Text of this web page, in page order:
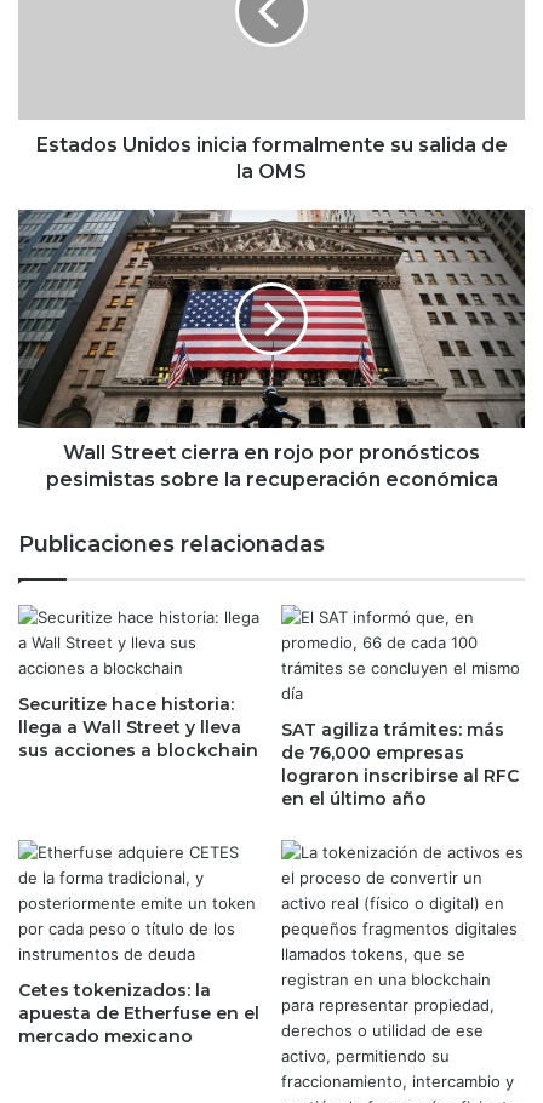
n
s
i
n
i
c
i
a
f
o
m
e
n
t
e
s
u
s
a
a
d
e
l
a
O
M
S
Estados Unidos inicia formalmente su salida de
la OMS
W
a
l
l
S
t
r
e
e
r
r
a
e
n
r
o
j
o
p
r
o
n
ó
s
t
i
Wall Street cierra en rojo por pronósticos
pesimistas sobre la recuperación económica
Publicaciones relacionadas
Securitize hace historia:
llega a Wall Street y lleva
sus acciones a blockchain
SAT agiliza trámites: más
de 76,000 empresas
lograron inscribirse al RFC
en el último año
Cetes tokenizados: la
apuesta de Etherfuse en el
mercado mexicano